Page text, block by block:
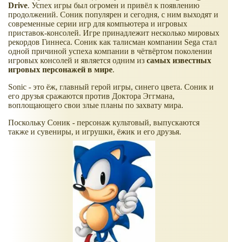
Drive. Успех игры был огромен и привёл к появлению
продолжений. Соник популярен и сегодня, с ним выходят и
современные серии игр для компьютера и игровых
приставок-консолей. Игре принадлежит несколько мировых
рекордов Гиннеса. Соник как талисман компании Sega стал
одной причиной успеха компании в чётвёртом поколении
игровых консолей и является одним из самых известных
игровых персонажей в мире.
Sonic - это ёж, главный герой игры, синего цвета. Соник и
его друзья сражаются против Доктора Эггмана,
воплощающего свои злые планы по захвату мира.
Поскольку Соник - персонаж культовый, выпускаются
также и сувениры, и игрушки, ёжик и его друзья.